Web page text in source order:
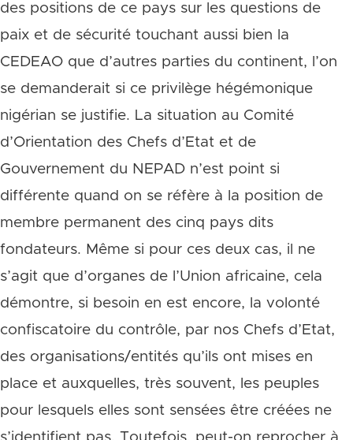
des positions de ce pays sur les questions de
paix et de sécurité touchant aussi bien la
CEDEAO que d’autres parties du continent, l’on
se demanderait si ce privilège hégémonique
nigérian se justifie. La situation au Comité
d’Orientation des Chefs d’Etat et de
Gouvernement du NEPAD n’est point si
différente quand on se réfère à la position de
membre permanent des cinq pays dits
fondateurs. Même si pour ces deux cas, il ne
s’agit que d’organes de l’Union africaine, cela
démontre, si besoin en est encore, la volonté
confiscatoire du contrôle, par nos Chefs d’Etat,
des organisations/entités qu’ils ont mises en
place et auxquelles, très souvent, les peuples
pour lesquels elles sont sensées être créées ne